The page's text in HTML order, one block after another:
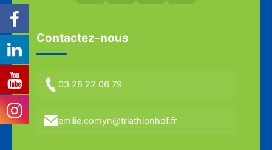
Contactez-nous
03 28 22 06 79
emilie.comyn@triathlonhdf.fr